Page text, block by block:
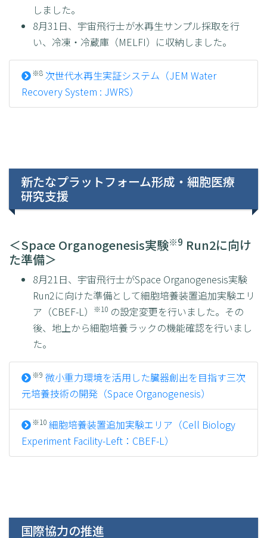
しました。
8月31日、宇宙飛行士が水再生サンプル採取を行
い、冷凍・冷蔵庫（MELFI）に収納しました。
※8 次世代水再生実証システム（JEM Water
Recovery System : JWRS）
新たなプラットフォーム形成・細胞医療
研究支援
＜Space Organogenesis実験※9 Run2に向け
た準備＞
8月21日、宇宙飛行士がSpace Organogenesis実験
Run2に向けた準備として細胞培養装置追加実験エリ
ア（CBEF-L）
※10 の設定変更を行いました。その
後、地上から細胞培養ラックの機能確認を行いまし
た。
※9 微小重力環境を活用した臓器創出を目指す三次
元培養技術の開発（Space Organogenesis）
※10 細胞培養装置追加実験エリア（Cell Biology
Experiment Facility-Left：CBEF-L）
国際協力の推進